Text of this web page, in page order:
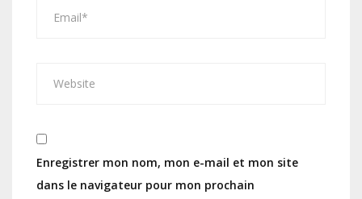
Enregistrer mon nom, mon e-mail et mon site
dans le navigateur pour mon prochain